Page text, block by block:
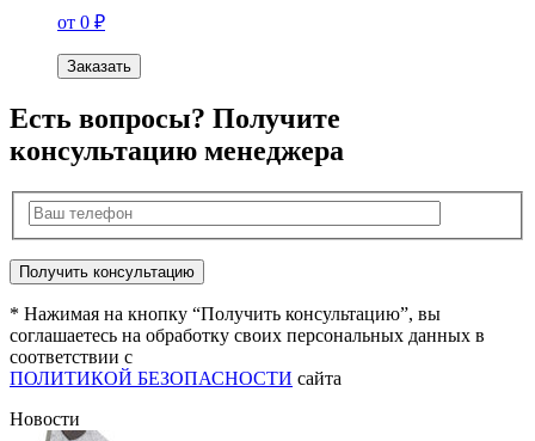
от 0 ₽
Заказать
Есть вопросы? Получите
консультацию менеджера
* Нажимая на кнопку “Получить консультацию”, вы
соглашаетесь на обработку своих персональных данных в
соответствии с
ПОЛИТИКОЙ БЕЗОПАСНОСТИ сайта
Новости